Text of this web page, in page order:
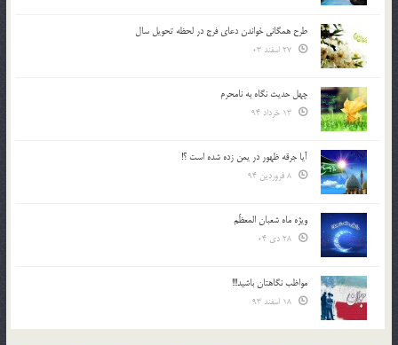
طرح همگانی خواندن دعای فرج در لحظه تحویل سال
چهل حدیث نگاه به نامحرم
آیا جرقه ظهور در یمن زده شده است ؟!
ویژه ماه شعبان المعظّم
مواظب نگاهتان باشید!!!